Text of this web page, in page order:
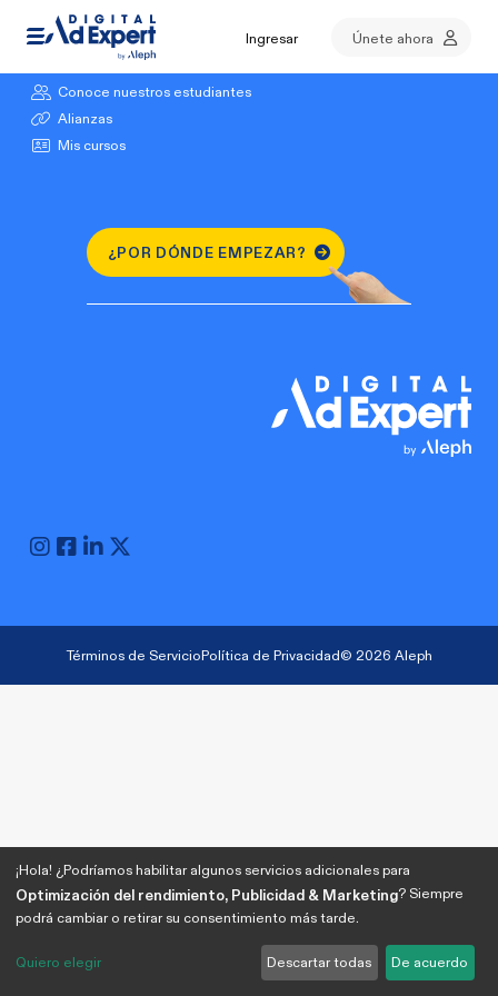
Ingresar
Únete ahora
Explora nuestros cursos
Conoce nuestros estudiantes
Alianzas
Mis cursos
¿POR DÓNDE EMPEZAR?
Términos de ServicioPolítica de Privacidad© 2026 Aleph
¡Hola! ¿Podríamos habilitar algunos servicios adicionales para
Optimización del rendimiento, Publicidad & Marketing? Siempre
podrá cambiar o retirar su consentimiento más tarde.
Quiero elegir Descartar todas De acuerdo